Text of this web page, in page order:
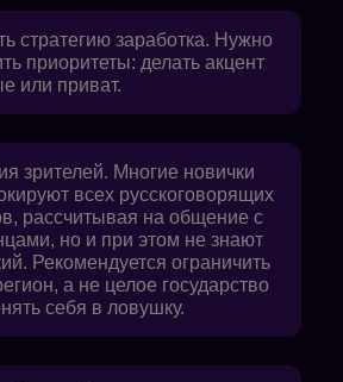
стратегию заработка. Нужно
приоритеты: делать акцент
или приват.
зрителей. Многие новички
всех русскоговорящих
рассчитывая на общение с
но и при этом не знают
Рекомендуется ограничить
а не целое государство
себя в ловушку.